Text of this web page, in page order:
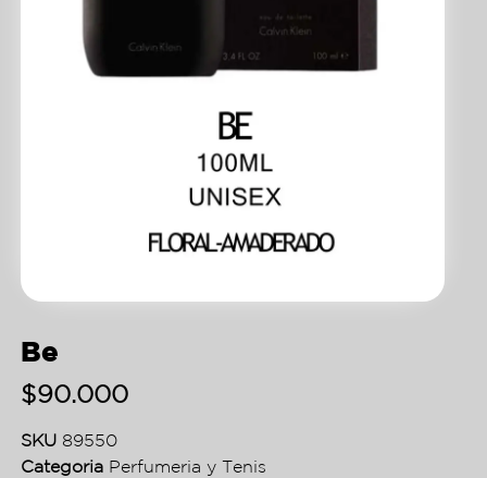
Be
$90.000
SKU 89550
Categoria Perfumeria y Tenis